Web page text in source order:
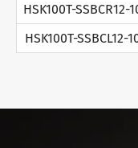
HSK100T-SSBCR12-
HSK100T-SSBCL12-